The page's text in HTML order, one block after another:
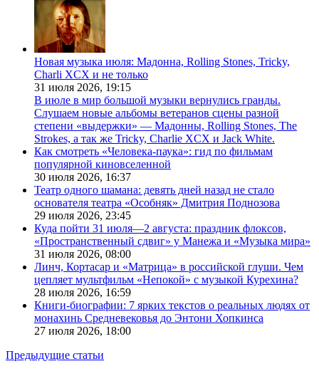
Новая музыка июля: Мадонна, Rolling Stones, Tricky,
Charli XCX и не только
31 июля 2026, 19:15
В июле в мир большой музыки вернулись гранды.
Слушаем новые альбомы ветеранов сцены разной
степени «выдержки» — Мадонны, Rolling Stones, The
Strokes, а так же Tricky, Charlie XCX и Jack White.
Как смотреть «Человека-паука»: гид по фильмам
популярной киновселенной
30 июля 2026, 16:37
Театр одного шамана: девять дней назад не стало
основателя театра «Особняк» Дмитрия Поднозова
29 июля 2026, 23:45
Куда пойти 31 июля—2 августа: праздник флоксов,
«Пространственный сдвиг» у Манежа и «Музыка мира»
31 июля 2026, 08:00
Линч, Кортасар и «Матрица» в российской глуши. Чем
цепляет мультфильм «Непокой» с музыкой Курехина?
28 июля 2026, 16:59
Книги-биографии: 7 ярких текстов о реальных людях от
монахинь Средневековья до Энтони Хопкинса
27 июля 2026, 18:00
Предыдущие статьи